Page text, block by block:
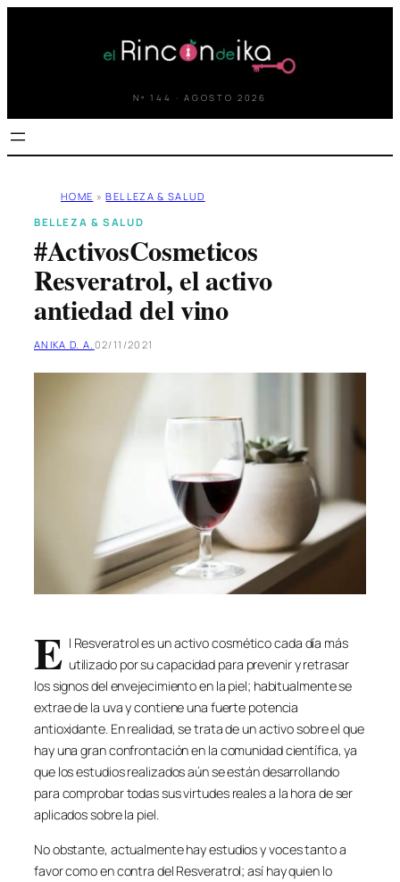
Nº 144 · AGOSTO 2026
HOME » BELLEZA & SALUD
BELLEZA & SALUD
#ActivosCosmeticos
Resveratrol, el activo
antiedad del vino
ANIKA D. A. 02/11/2021
E l Resveratrol es un activo cosmético cada día más
utilizado por su capacidad para prevenir y retrasar
los signos del envejecimiento en la piel; habitualmente se
extrae de la uva y contiene una fuerte potencia
antioxidante. En realidad, se trata de un activo sobre el que
hay una gran confrontación en la comunidad científica, ya
que los estudios realizados aún se están desarrollando
para comprobar todas sus virtudes reales a la hora de ser
aplicados sobre la piel.
No obstante, actualmente hay estudios y voces tanto a
favor como en contra del Resveratrol; así hay quien lo